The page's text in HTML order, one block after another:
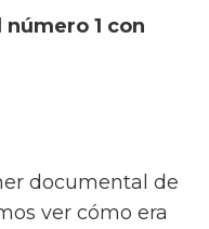
1 con
documental de
ver cómo era